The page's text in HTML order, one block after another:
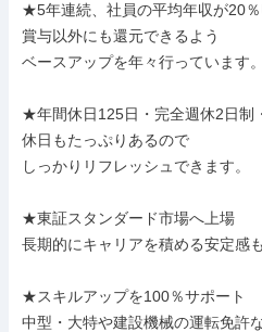
★5年連続、社員の平均年収が20
賞与以外にも還元できるよう
ベースアップを年々行っています。
★年間休日125日・完全週休2日制
休日もたっぷりあるので
しっかりリフレッシュできます。
★東証スタンダード市場へ上場
長期的にキャリアを積める安定感も
★スキルアップを100％サポート
中型・大特や建設機械の運転免許